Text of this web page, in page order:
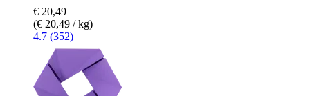
€ 20,49
(€ 20,49 / kg)
4.7 (352)